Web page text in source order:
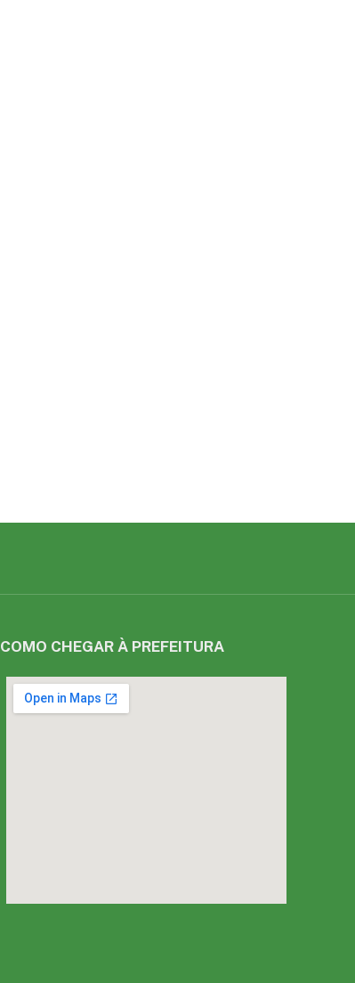
COMO CHEGAR À PREFEITURA